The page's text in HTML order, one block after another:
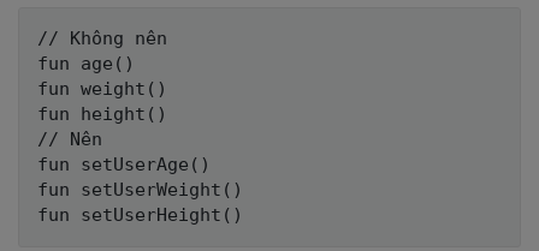
// Không nên
fun age()
fun weight()
fun height()
// Nên
fun setUserAge()
fun setUserWeight()